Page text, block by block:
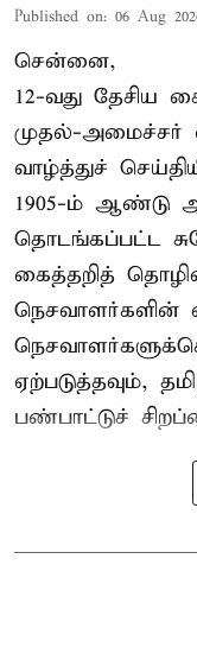
Published on: 06 Aug
சென்னை,
12-வது தேசிய
முதல்-அமைச்சர்
வாழ்த்துச்
1905-ம் ஆண்டு
தொடங்கப்பட்ட
கைத்தறித்
நெசவாளர்களின்
ஏற்படுத்தவும்,
பண்பாட்டுச்